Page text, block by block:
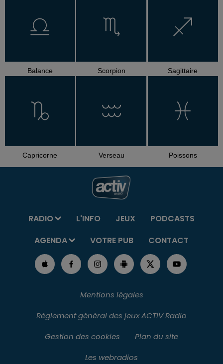
Balance Scorpion Sagittaire
Capricorne Verseau Poissons
RADIO L'INFO JEUX
PODCASTS
AGENDA
VOTRE PUB CONTACT
Mentions légales
Règlement général des jeux ACTIV Radio
Gestion des cookies
Plan du site
Les webradios